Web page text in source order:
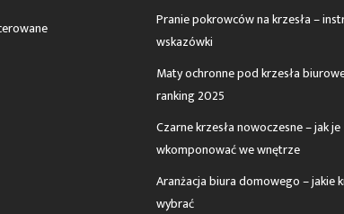
Pranie pokrowców na krzesła –
wskazówki
Maty ochronne pod krzesła
ranking 2025
Czarne krzesła nowoczesne – jak je
wkomponować we wnętrze
Aranżacja biura domowego – jakie
wybrać